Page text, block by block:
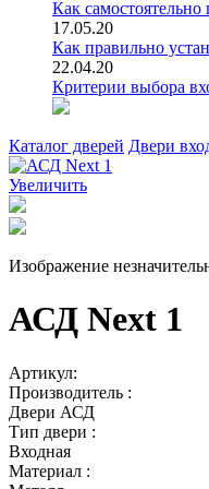
Как
17.05.20
Как правильно
22.04.20
Критерии выбора
Каталог дверей Двери
Увеличить
Изображение
АСД Next 1
Артикул:
Производитель :
Двери АСД
Тип двери :
Входная
Материал :